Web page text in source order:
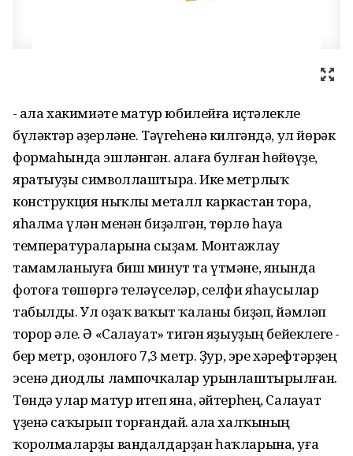
- Ҡала хакимиәте матур юбилейға иҫтәлекле
бүләктәр әҙерләне. Тәүгеһенә килгәндә, ул йөрәк
формаһында эшләнгән. Ҡалаға булған һөйөүҙе,
яратыуҙы символлаштыра. Ике метрлыҡ
конструкция ныҡлы металл каркастан тора,
яһалма үлән менән биҙәлгән, төрлө һауа
температураларына сыҙам. Монтажлау
тамамланыуға биш минут та үтмәне, янында
фотоға төшөргә теләүселәр, селфи яһаусылар
табылды. Ул оҙаҡ ваҡыт ҡаланы биҙәп, йәмләп
торор әле. Ә «Салауат» тигән яҙыуҙың бейеклеге -
бер метр, оҙонлоғо 7,3 метр. Ҙур, эре хәрефтәрҙең
эсенә диодлы лампочкалар урынлаштырылған.
Төндә улар матур итеп яна, әйтерһең, Салауат
үҙенә саҡырып торғандай. Ҡала халҡының
ҡоролмаларҙы вандалдарҙан һаҡларына, уға